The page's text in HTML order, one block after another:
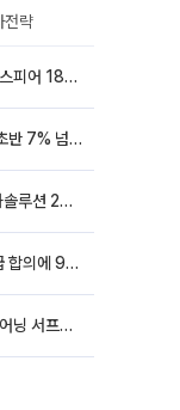
전략
스페이스X 주가 반등에 관련주 ‘껑충’⋯스피어 18%ㆍ에이치브이엠 12%↑
반도체 온기 탄 2차전지...삼성SDI, 장 초반 7% 넘게 껑충
美 태양광 관세 반사이익 기대감에 한화솔루션 20%대·OCI홀딩스 14%대 급등
포스코퓨처엠, 19만톤 LFP 양극재 공급 합의에 9%대 강세
고려아연, 106분기 연속 흑자...2분기 '어닝 서프라이즈'에 장 초반 12%대 강세